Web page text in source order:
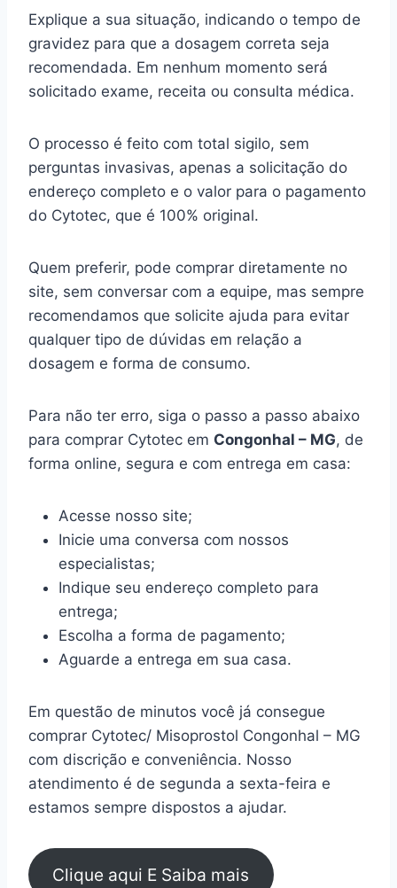
Explique a sua situação, indicando o tempo de
gravidez para que a dosagem correta seja
recomendada. Em nenhum momento será
solicitado exame, receita ou consulta médica.
O processo é feito com total sigilo, sem
perguntas invasivas, apenas a solicitação do
endereço completo e o valor para o pagamento
do Cytotec, que é 100% original.
Quem preferir, pode comprar diretamente no
site, sem conversar com a equipe, mas sempre
recomendamos que solicite ajuda para evitar
qualquer tipo de dúvidas em relação a
dosagem e forma de consumo.
Para não ter erro, siga o passo a passo abaixo
para comprar Cytotec em Congonhal – MG, de
forma online, segura e com entrega em casa:
Acesse nosso site;
Inicie uma conversa com nossos
especialistas;
Indique seu endereço completo para
entrega;
Escolha a forma de pagamento;
Aguarde a entrega em sua casa.
Em questão de minutos você já consegue
comprar Cytotec/ Misoprostol Congonhal – MG
com discrição e conveniência. Nosso
atendimento é de segunda a sexta-feira e
estamos sempre dispostos a ajudar.
Clique aqui E Saiba mais